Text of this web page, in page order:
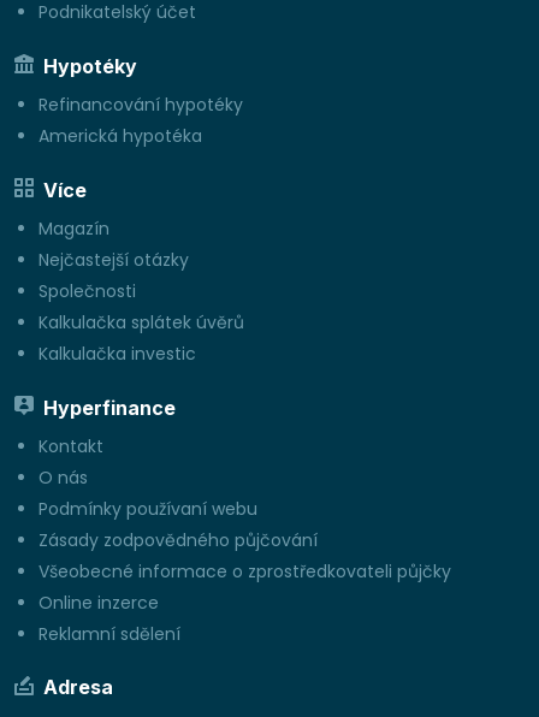
Podnikatelský účet
Hypotéky
Refinancování hypotéky
Americká hypotéka
Více
Magazín
Nejčastejší otázky
Společnosti
Kalkulačka splátek úvěrů
Kalkulačka investic
Hyperfinance
Kontakt
O nás
Podmínky používaní webu
Zásady zodpovědného půjčování
Všeobecné informace o zprostředkovateli půjčky
Online inzerce
Reklamní sdělení
Adresa